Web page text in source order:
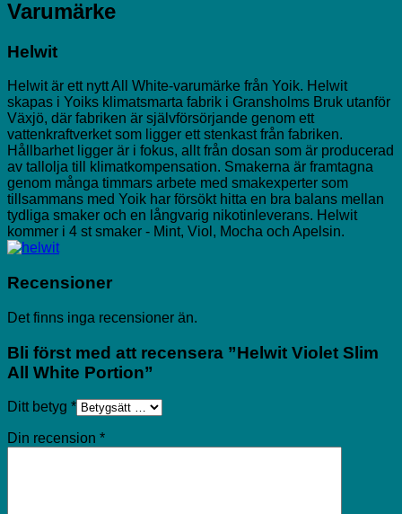
Varumärke
Helwit
Helwit är ett nytt All White-varumärke från Yoik. Helwit
skapas i Yoiks klimatsmarta fabrik i Gransholms Bruk utanför
Växjö, där fabriken är självförsörjande genom ett
vattenkraftverket som ligger ett stenkast från fabriken.
Hållbarhet ligger är i fokus, allt från dosan som är producerad
av tallolja till klimatkompensation. Smakerna är framtagna
genom många timmars arbete med smakexperter som
tillsammans med Yoik har försökt hitta en bra balans mellan
tydliga smaker och en långvarig nikotinleverans. Helwit
kommer i 4 st smaker - Mint, Viol, Mocha och Apelsin.
Recensioner
Det finns inga recensioner än.
Bli först med att recensera ”Helwit Violet Slim
All White Portion”
Ditt betyg *
Din recension *